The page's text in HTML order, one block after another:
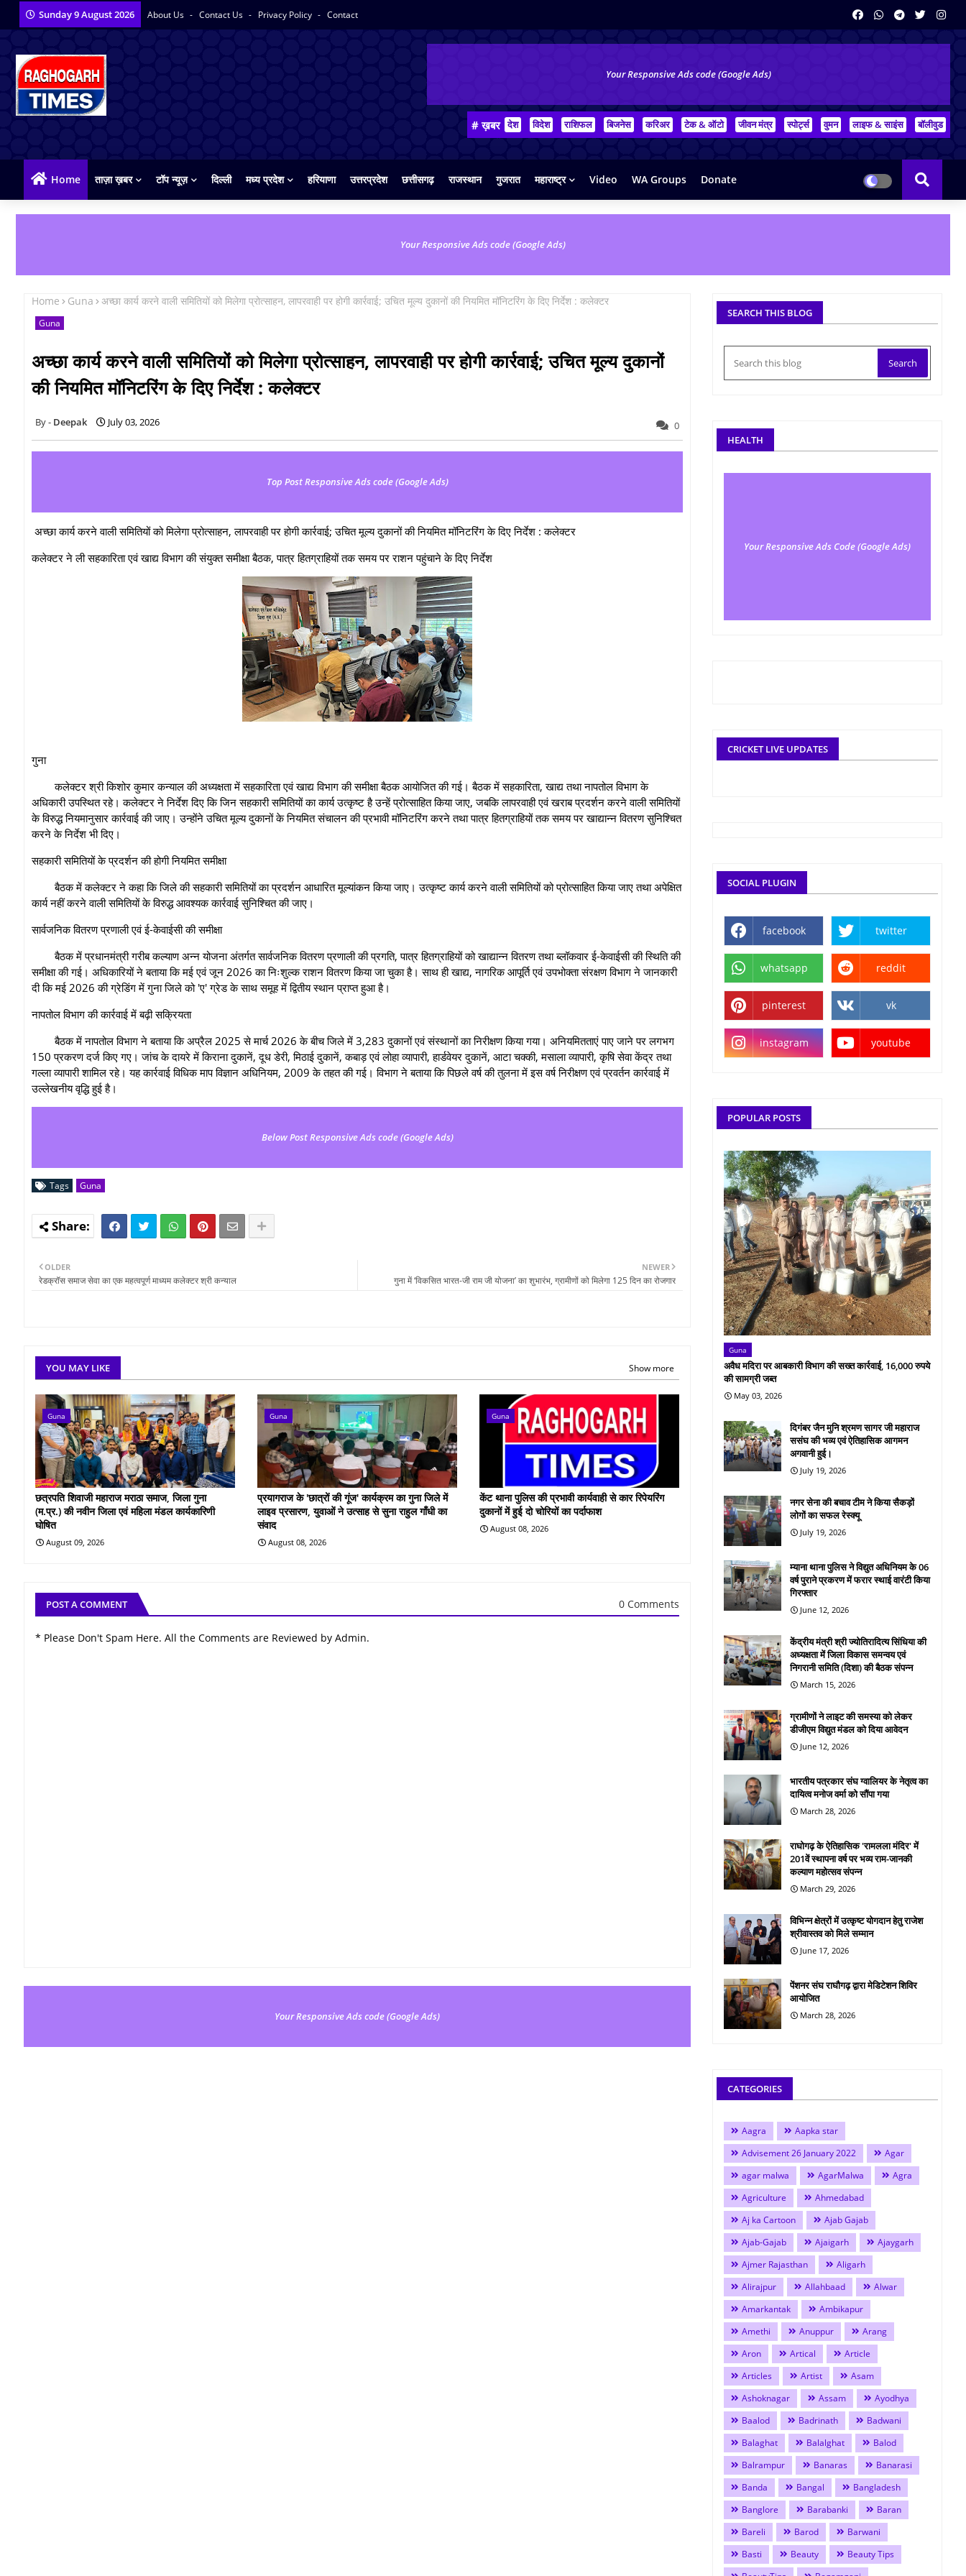
Sunday 9 August 2026 About Us Contact Us Privacy Policy Contact
Your Responsive Ads code (Google Ads)
# ख़बर देश विदेश राशिफल बिजनेस करिअर टेक & ऑटो जीवन मंत्र स्पोर्ट्स वुमन लाइफ & साइंस बॉलीवुड
Home ताज़ा ख़बर टॉप न्यूज़ दिल्ली मध्य प्रदेश हरियाणा उत्तरप्रदेश छत्तीसगढ़ राजस्थान गुजरात महाराष्ट्र Video WA Groups Donate
Your Responsive Ads code (Google Ads)
Home Guna अच्छा कार्य करने वाली समितियों को मिलेगा प्रोत्साहन, लापरवाही पर होगी कार्रवाई; उचित मूल्य दुकानों की नियमित मॉनिटरिंग के दिए निर्देश : कलेक्टर
Guna
अच्छा कार्य करने वाली समितियों को मिलेगा प्रोत्साहन, लापरवाही पर होगी कार्रवाई; उचित मूल्य दुकानों
की नियमित मॉनिटरिंग के दिए निर्देश : कलेक्टर
Deepak July 03, 2026 0
Top Post Responsive Ads code (Google Ads)
अच्छा कार्य करने वाली समितियों को मिलेगा प्रोत्साहन, लापरवाही पर होगी कार्रवाई; उचित मूल्य दुकानों की नियमित मॉनिटरिंग के दिए निर्देश : कलेक्टर
कलेक्टर ने ली सहकारिता एवं खाद्य विभाग की संयुक्त समीक्षा बैठक, पात्र हितग्राहियों तक समय पर राशन पहुंचाने के दिए निर्देश
गुना
कलेक्टर श्री किशोर कुमार कन्याल की अध्यक्षता में सहकारिता एवं खाद्य विभाग की समीक्षा बैठक आयोजित की गई। बैठक में सहकारिता, खाद्य तथा नापतोल विभाग के
अधिकारी उपस्थित रहे। कलेक्टर ने निर्देश दिए कि जिन सहकारी समितियों का कार्य उत्कृष्ट है उन्हें प्रोत्साहित किया जाए, जबकि लापरवाही एवं खराब प्रदर्शन करने वाली समितियों
के विरुद्ध नियमानुसार कार्रवाई की जाए। उन्होंने उचित मूल्य दुकानों के नियमित संचालन की प्रभावी मॉनिटरिंग करने तथा पात्र हितग्राहियों तक समय पर खाद्यान्न वितरण सुनिश्चित
करने के निर्देश भी दिए।
सहकारी समितियों के प्रदर्शन की होगी नियमित समीक्षा
बैठक में कलेक्टर ने कहा कि जिले की सहकारी समितियों का प्रदर्शन आधारित मूल्यांकन किया जाए। उत्कृष्ट कार्य करने वाली समितियों को प्रोत्साहित किया जाए तथा अपेक्षित
कार्य नहीं करने वाली समितियों के विरुद्ध आवश्यक कार्रवाई सुनिश्चित की जाए।
सार्वजनिक वितरण प्रणाली एवं ई-केवाईसी की समीक्षा
बैठक में प्रधानमंत्री गरीब कल्याण अन्न योजना अंतर्गत सार्वजनिक वितरण प्रणाली की प्रगति, पात्र हितग्राहियों को खाद्यान्न वितरण तथा ब्लॉकवार ई-केवाईसी की स्थिति की
समीक्षा की गई। अधिकारियों ने बताया कि मई एवं जून 2026 का निःशुल्क राशन वितरण किया जा चुका है। साथ ही खाद्य, नागरिक आपूर्ति एवं उपभोक्ता संरक्षण विभाग ने जानकारी
दी कि मई 2026 की ग्रेडिंग में गुना जिले को 'ए' ग्रेड के साथ समूह में द्वितीय स्थान प्राप्त हुआ है।
नापतोल विभाग की कार्रवाई में बढ़ी सक्रियता
बैठक में नापतोल विभाग ने बताया कि अप्रैल 2025 से मार्च 2026 के बीच जिले में 3,283 दुकानों एवं संस्थानों का निरीक्षण किया गया। अनियमितताएं पाए जाने पर लगभग
150 प्रकरण दर्ज किए गए। जांच के दायरे में किराना दुकानें, दूध डेरी, मिठाई दुकानें, कबाड़ एवं लोहा व्यापारी, हार्डवेयर दुकानें, आटा चक्की, मसाला व्यापारी, कृषि सेवा केंद्र तथा
गल्ला व्यापारी शामिल रहे। यह कार्रवाई विधिक माप विज्ञान अधिनियम, 2009 के तहत की गई। विभाग ने बताया कि पिछले वर्ष की तुलना में इस वर्ष निरीक्षण एवं प्रवर्तन कार्रवाई में
उल्लेखनीय वृद्धि हुई है।
Below Post Responsive Ads code (Google Ads)
Tags Guna
NEWER
गुना में ‘विकसित भारत-जी राम जी योजना’ का शुभारंभ, ग्रामीणों को मिलेगा 125 दिन का रोजगार
OLDER
रेडक्रॉस समाज सेवा का एक महत्वपूर्ण माध्यम कलेक्टर श्री कन्याल
YOU MAY LIKE Show more
Guna
छत्रपति शिवाजी महाराज मराठा समाज, जिला गुना
(म.प्र.) की नवीन जिला एवं महिला मंडल कार्यकारिणी
घोषित
August 09, 2026
Guna
प्रयागराज के 'छात्रों की गूंज' कार्यक्रम का गुना जिले में
लाइव प्रसारण, युवाओं ने उत्साह से सुना राहुल गाँधी का
संवाद
August 08, 2026
Guna
केंट थाना पुलिस की प्रभावी कार्यवाही से कार रिपेयरिंग
दुकानों में हुई दो चोरियों का पर्दाफाश
August 08, 2026
POST A COMMENT 0 Comments
* Please Don't Spam Here. All the Comments are Reviewed by Admin.
Your Responsive Ads code (Google Ads)
SEARCH THIS BLOG
HEALTH
Your Responsive Ads Code (Google Ads)
CRICKET LIVE UPDATES
SOCIAL PLUGIN
facebook twitter
whatsapp reddit
pinterest vk
instagram youtube
POPULAR POSTS
Guna
अवैध मदिरा पर आबकारी विभाग की सख्त कार्रवाई, 16,000 रुपये
की सामग्री जब्त
May 03, 2026
दिगंबर जैन मुनि श्रमण सागर जी महाराज
ससंघ की भव्य एवं ऐतिहासिक आगमन
अगवानी हुई।
July 19, 2026
नगर सेना की बचाव टीम ने किया सैकड़ों
लोगों का सफल रेस्क्यू
July 19, 2026
म्याना थाना पुलिस ने विद्युत अधिनियम के 06
वर्ष पुराने प्रकरण में फरार स्थाई वारंटी किया
गिरफ्तार
June 12, 2026
केंद्रीय मंत्री श्री ज्योतिरादित्य सिंधिया की
अध्यक्षता में जिला विकास समन्वय एवं
निगरानी समिति (दिशा) की बैठक संपन्न
March 15, 2026
ग्रामीणों ने लाइट की समस्या को लेकर
डीजीएम विद्युत मंडल को दिया आवेदन
June 12, 2026
भारतीय पत्रकार संघ ग्वालियर के नेतृत्व का
दायित्व मनोज वर्मा को सौंपा गया
March 28, 2026
राघोगढ़ के ऐतिहासिक 'रामलला मंदिर' में
201वें स्थापना वर्ष पर भव्य राम-जानकी
कल्याण महोत्सव संपन्न
March 29, 2026
विभिन्न क्षेत्रों में उत्कृष्ट योगदान हेतु राजेश
श्रीवास्तव को मिले सम्मान
June 17, 2026
पेंशनर संघ राघौगढ़ द्वारा मेडिटेशन शिविर
आयोजित
March 28, 2026
CATEGORIES
Aagra
Aapka star
Advisement 26 January 2022
Agar
agar malwa
AgarMalwa
Agra
Agriculture
Ahmedabad
Aj ka Cartoon
Ajab Gajab
Ajab-Gajab
Ajaigarh
Ajaygarh
Ajmer Rajasthan
Aligarh
Alirajpur
Allahbaad
Alwar
Amarkantak
Ambikapur
Amethi
Anuppur
Arang
Aron
Artical
Article
Articles
Artist
Asam
Ashoknagar
Assam
Ayodhya
Baalod
Badrinath
Badwani
Balaghat
Balalghat
Balod
Balrampur
Banaras
Banarasi
Banda
Bangal
Bangladesh
Banglore
Barabanki
Baran
Bareli
Barod
Barwani
Basti
Beauty
Beauty Tips